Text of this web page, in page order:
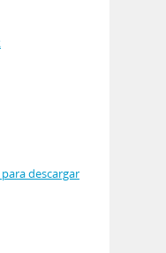
descargar